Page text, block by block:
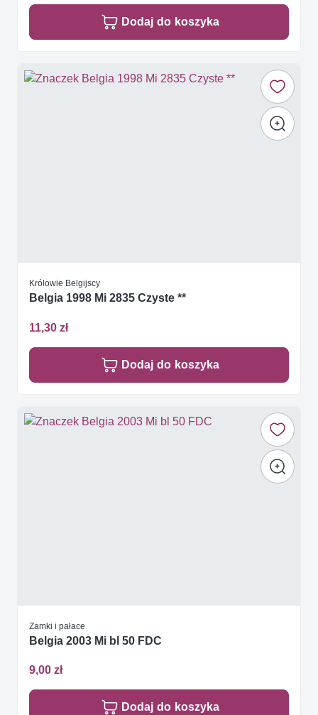
Dodaj do koszyka
Królowie Belgijscy
Belgia 1998 Mi 2835 Czyste **
11,30 zł
Dodaj do koszyka
Zamki i pałace
Belgia 2003 Mi bl 50 FDC
9,00 zł
Dodaj do koszyka